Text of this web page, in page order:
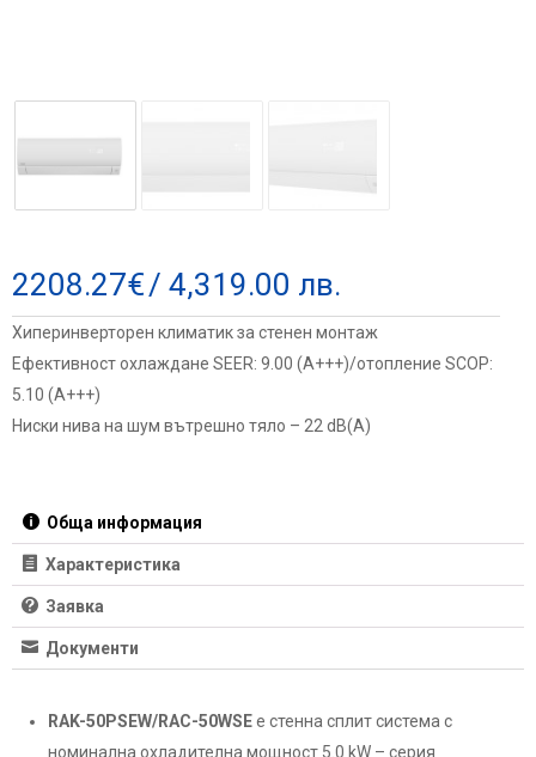
2208.27€/ 4,319.00 лв.
Хиперинверторен климатик за стенен монтаж
Ефективност охлаждане SEER: 9.00 (А+++)/отопление SCOP:
5.10 (А+++)
Ниски нива на шум вътрешно тяло – 22 dB(A)
Обща информация
Характеристика
Заявка
Документи
RAK-50PSEW/RAC-50WSEе стенна сплит система с
номинална охладителна мощност 5.0 kW – серия